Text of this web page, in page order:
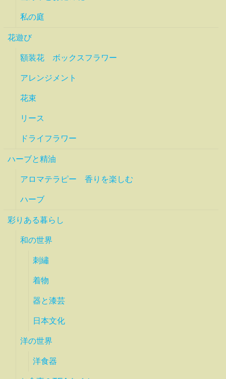
私の庭
花遊び
額装花 ボックスフラワー
アレンジメント
花束
リース
ドライフラワー
ハーブと精油
アロマテラピー 香りを楽しむ
ハーブ
彩りある暮らし
和の世界
刺繡
着物
器と漆芸
日本文化
洋の世界
洋食器